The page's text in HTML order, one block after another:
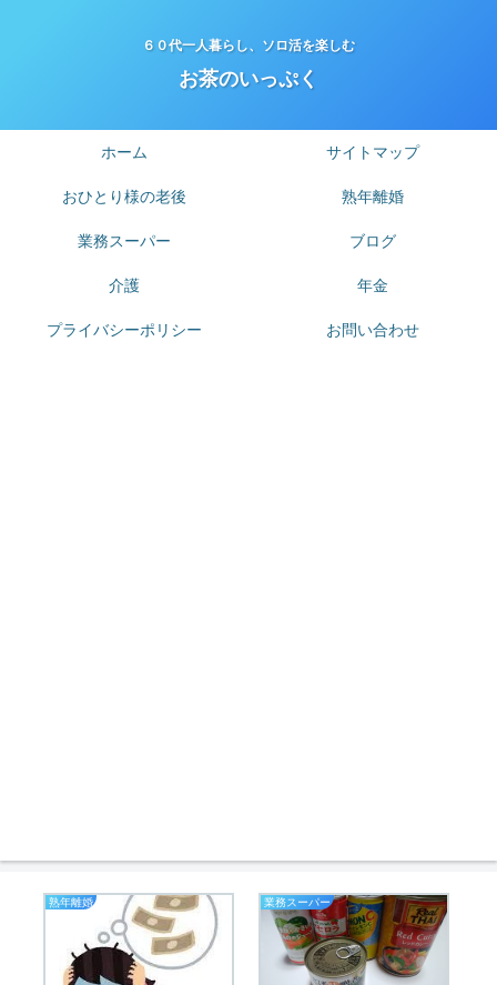
６０代一人暮らし、ソロ活を楽しむ
お茶のいっぷく
ホーム サイトマップ
おひとり様の老後 熟年離婚
業務スーパー ブログ
介護 年金
プライバシーポリシー お問い合わせ
熟年離婚 業務スーパー